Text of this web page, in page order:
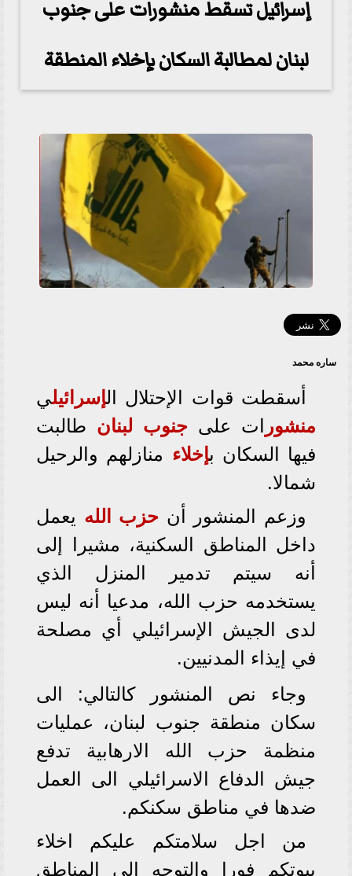
إسرائيل تسقط منشورات على جنوب
لبنان لمطالبة السكان بإخلاء المنطقة
ساره محمد
أسقطت قوات الإحتلال الإسرائيلي
منشور ات على جنوب لبنان طالبت
فيها السكان بإخلاء منازلهم والرحيل
شمالا.
وزعم المنشور أن حزب الله يعمل
داخل المناطق السكنية، مشيرا إلى
أنه سيتم تدمير المنزل الذي
يستخدمه حزب الله، مدعيا أنه ليس
لدى الجيش الإسرائيلي أي مصلحة
في إيذاء المدنيين.
وجاء نص المنشور كالتالي: الى
سكان منطقة جنوب لبنان، عمليات
منظمة حزب الله الارهابية تدفع
جيش الدفاع الاسرائيلي الى العمل
ضدها في مناطق سكنكم.
من اجل سلامتكم عليكم اخلاء
بيوتكم فورا والتوجه الى المناطق